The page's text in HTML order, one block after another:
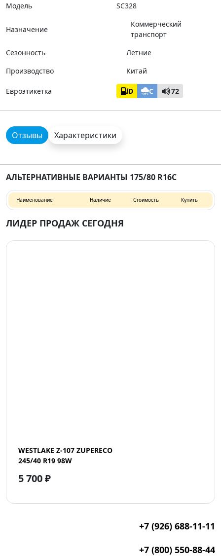
Модель
SC328
Назначение
Коммерческий
транспорт
Сезонность
Летние
Производство
Китай
Евроэтикетка D C 72
Отзывы Характеристики
АЛЬТЕРНАТИВНЫЕ ВАРИАНТЫ 175/80 R16C
Наименование Наличие Стоимость Купить
ЛИДЕР ПРОДАЖ СЕГОДНЯ
WESTLAKE Z-107 ZUPERECO
245/40 R19 98W
5 700 ₽
+7 (926) 688-11-11
+7 (800) 550-88-44